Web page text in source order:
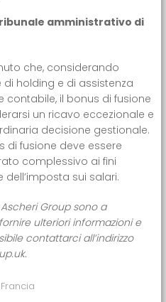
amministrativo di
che, considerando
di holding e di assistenza
contabile, il bonus di fusione
un ricavo eccezionale e
decisione gestionale.
di fusione deve essere
complessivo ai fini
dell’imposta sui salari.
Group sono a
ulteriori informazioni e
contattarci all’indirizzo
Francia